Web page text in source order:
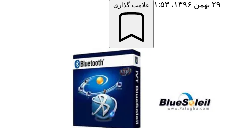
۲۹ بهمن ۱۳۹۶،‏ ۱:۵۳
علامت گذاری